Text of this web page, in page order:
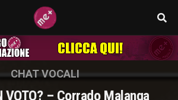
CHAT VOCALI
VOTO? – Corrado Malanga